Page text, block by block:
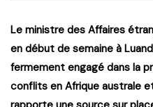
Le ministre des Affaires
en début de semaine à
fermement engagé dans la
conflits en Afrique australe